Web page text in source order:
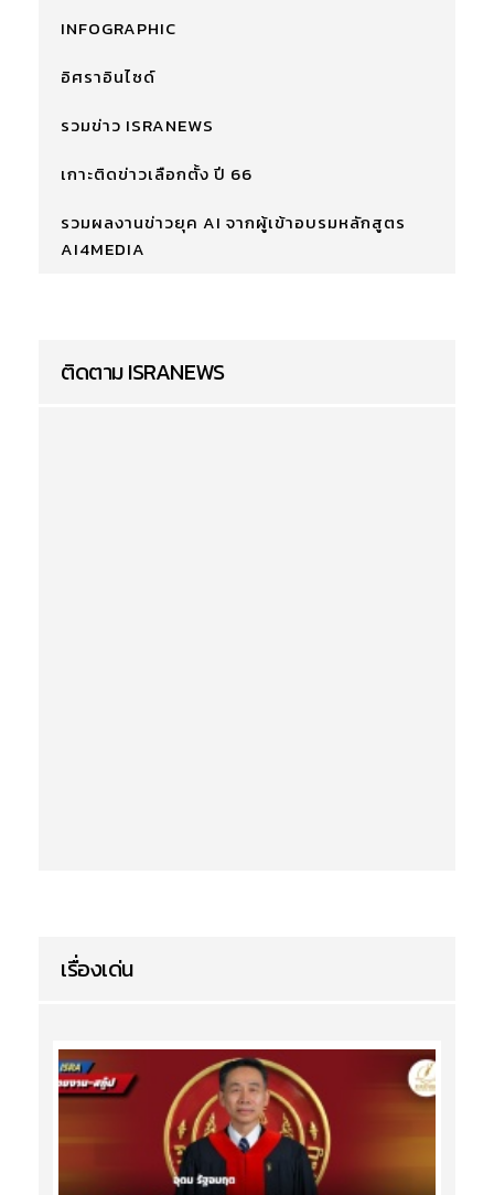
INFOGRAPHIC
อิศราอินไซด์
รวมข่าว ISRANEWS
เกาะติดข่าวเลือกตั้ง ปี 66
รวมผลงานข่าวยุค AI จากผู้เข้าอบรมหลักสูตร
AI4MEDIA
ติดตาม ISRANEWS
เรื่องเด่น